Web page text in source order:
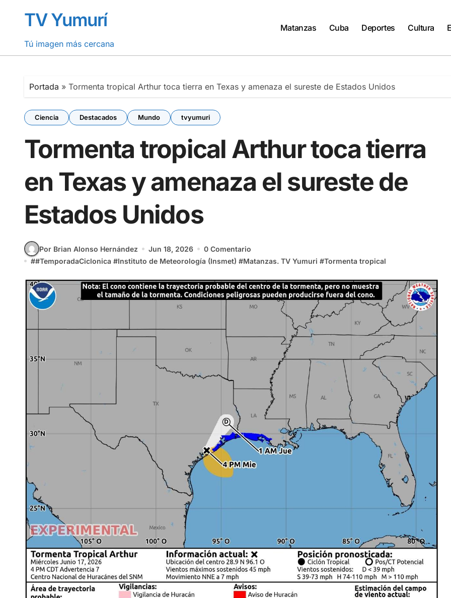
contenidoTV Yumurí
Tú imagen más cercana
Matanzas Cuba Deportes Cultura
Portada » Tormenta tropical Arthur toca tierra en Texas y amenaza el sureste de Estados Unidos
Ciencia Destacados Mundo tvyumuri
Tormenta tropical Arthur toca tierra
en Texas y amenaza el sureste de
Estados Unidos
Por Brian Alonso Hernández Jun 18, 2026
0 Comentario
##TemporadaCiclonica #Instituto de Meteorología (Insmet) #Matanzas. TV Yumuri #Tormenta tropical